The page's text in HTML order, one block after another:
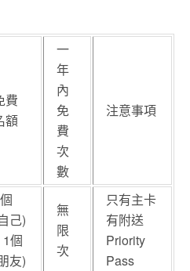
費
額
一
年
內
免
費
次
數
注意事項
己)
1個
友)
無
限
次
只有主卡
有附送
Priority
Pass